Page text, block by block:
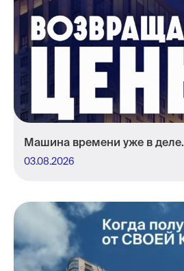
Машина времени уже в деле.
03.08.2026